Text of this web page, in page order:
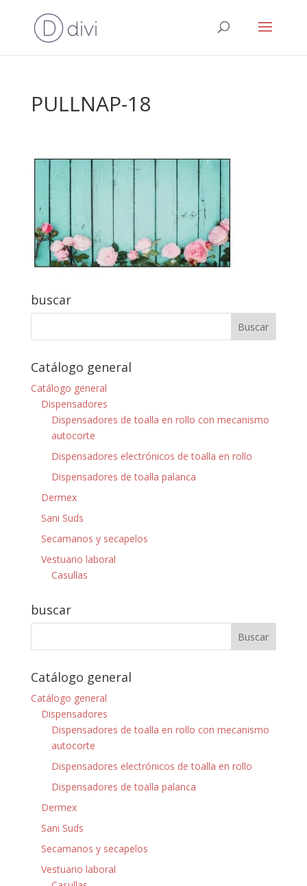
PULLNAP-18
buscar
Catálogo general
Catálogo general
Dispensadores
Dispensadores de toalla en rollo con mecanismo
autocorte
Dispensadores electrónicos de toalla en rollo
Dispensadores de toalla palanca
Dermex
Sani Suds
Secamanos y secapelos
Vestuario laboral
Casullas
buscar
Catálogo general
Catálogo general
Dispensadores
Dispensadores de toalla en rollo con mecanismo
autocorte
Dispensadores electrónicos de toalla en rollo
Dispensadores de toalla palanca
Dermex
Sani Suds
Secamanos y secapelos
Vestuario laboral